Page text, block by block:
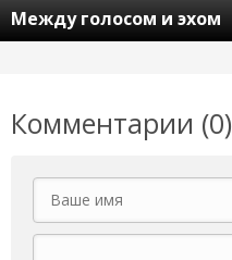
Между голосом и эхом
Комментарии (0)